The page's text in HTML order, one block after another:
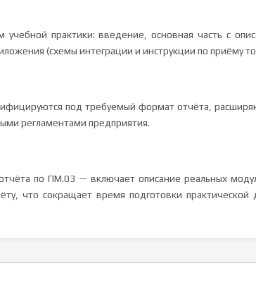
учебной практики: введение, основная часть с
(схемы интеграции и инструкции по приёму
под требуемый формат отчёта,
регламентами предприятия.
по ПМ.03 — включает описание реальных
что сокращает время подготовки практической